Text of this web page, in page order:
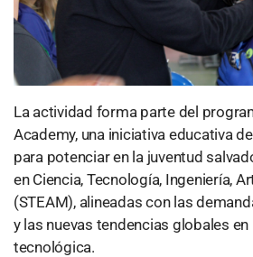
La actividad forma parte del
Academy, una iniciativa educativa
para potenciar en la juventud
en Ciencia, Tecnología, Ingeniería,
(STEAM), alineadas con las
y las nuevas tendencias globales
tecnológica.